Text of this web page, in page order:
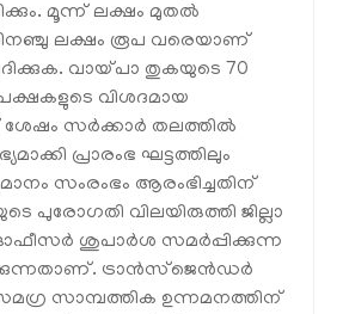
മൂന്ന് ലക്ഷം മുതല്‍
ലക്ഷം രൂപ വരെയാണ്
വായ്പാ തുകയുടെ 70
വിശദമായ
ശേഷം സര്‍ക്കാര്‍ തലത്തില്‍
പ്രാരംഭ ഘട്ടത്തിലും
സംരംഭം ആരംഭിച്ചതിന്
പുരോഗതി വിലയിരുത്തി ജില്ലാ
ശുപാര്‍ശ സമര്‍പ്പിക്കുന്ന
ട്രാന്‍സ്‌ജെന്‍ഡര്‍
സാമ്പത്തിക ഉന്നമനത്തിന്